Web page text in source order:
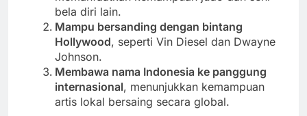
bela diri lain.
Mampu bersanding dengan bintang
Hollywood, seperti Vin Diesel dan Dwayne
Johnson.
Membawa nama Indonesia ke panggung
internasional, menunjukkan kemampuan
artis lokal bersaing secara global.